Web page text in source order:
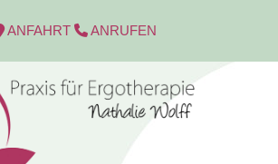
ANFAHRT ANRUFEN